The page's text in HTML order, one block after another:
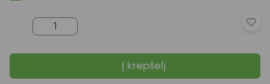
produkto
kiekis:
Keyroad
HB,
Į krepšelį